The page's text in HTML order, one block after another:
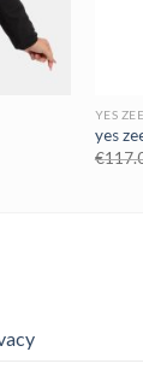
YES
yes
€